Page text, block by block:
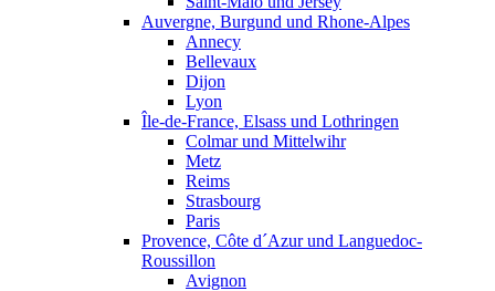
Auvergne, Burgund und Rhone-Alpes
Annecy
Bellevaux
Dijon
Lyon
Île-de-France, Elsass und Lothringen
Colmar und Mittelwihr
Metz
Reims
Strasbourg
Paris
Provence, Côte d´Azur und Languedoc-
Roussillon
Avignon